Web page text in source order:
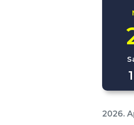
2026.